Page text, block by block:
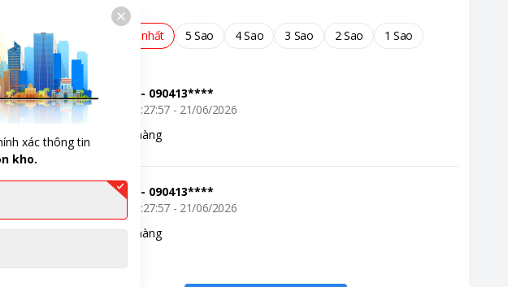
các
nồi.
Mới nhất 5 Sao 4 Sao 3 Sao 2 Sao 1 Sao
Chị Nguyệt - 090413****
08:27:57 - 21/06/2026
Tư vấn bán hàng
Chị Nguyệt - 090413****
08:27:57 - 21/06/2026
Tư vấn bán hàng
xác thông tin
kho.